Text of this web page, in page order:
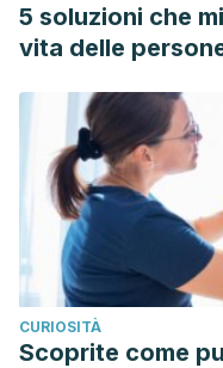
5 soluzioni che
vita delle
CURIOSITÀ
Scoprite come